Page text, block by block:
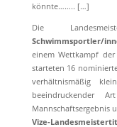
könnte…….. […]
Die
Schwimmsportler/
einem Wettkampf der
starteten 16
verhältnismäßig
beeindruckender
Mannschaftsergebnis
Vize-